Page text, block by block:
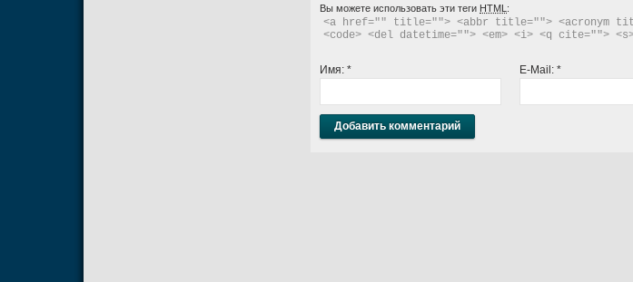
Вы можете использовать эти теги HTML :
<a href="" title=""> <abbr title=""> <acronym
<code> <del datetime=""> <em> <i> <q cite="">
Имя: * E-Mail: *